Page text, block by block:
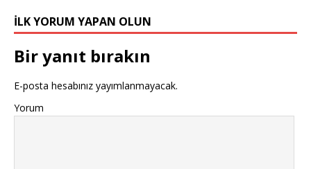
İLK YORUM YAPAN OLUN
Bir yanıt bırakın
E-posta hesabınız yayımlanmayacak.
Yorum